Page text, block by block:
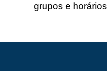
grupos e horários